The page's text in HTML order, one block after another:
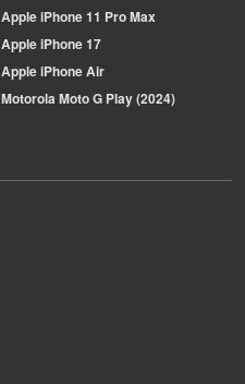
AppleiPhone 11 Pro Max
AppleiPhone 17
AppleiPhone Air
MotorolaMoto G Play (2024)